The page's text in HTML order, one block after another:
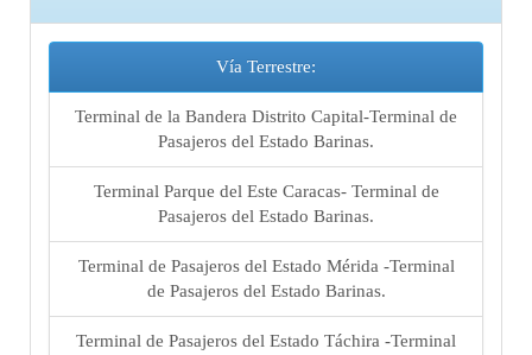
Vía Terrestre:
Terminal de la Bandera Distrito Capital-Terminal de
Pasajeros del Estado Barinas.
Terminal Parque del Este Caracas- Terminal de
Pasajeros del Estado Barinas.
Terminal de Pasajeros del Estado Mérida -Terminal
de Pasajeros del Estado Barinas.
Terminal de Pasajeros del Estado Táchira -Terminal